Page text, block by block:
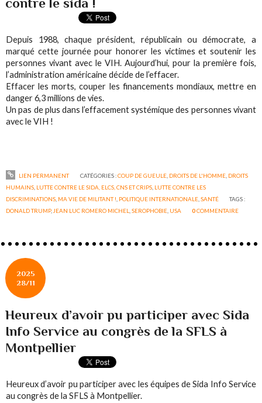
Depuis 1988, chaque président, républicain ou démocrate, a
marqué cette journée pour honorer les victimes et soutenir les
personnes vivant avec le VIH. Aujourd’hui, pour la première fois,
l’administration américaine décide de l’effacer.
Effacer les morts, couper les financements mondiaux, mettre en
danger 6,3 millions de vies.
Un pas de plus dans l’effacement systémique des personnes vivant
avec le VIH !
LIEN PERMANENT CATÉGORIES :COUP DE GUEULE, DROITS DE L'HOMME, DROITS
HUMAINS LUTTE CONTRE LE SIDA, ELCS, CNS ET CRIPS LUTTE CONTRE LES
DISCRIMINATIONS MA VIE DE MILITANT ! POLITIQUE INTERNATIONALE ,SANTÉ
TAGS :
DONALD TRUMP, JEAN LUC ROMERO MICHEL ,SEROPHOBIE USA 0COMMENTAIRE
2025
28/11
Heureux d’avoir pu participer avec Sida
Info Service au congrès de la SFLS à
Montpellier
Heureux d’avoir pu participer avec les équipes de Sida Info Service
au congrès de la SFLS à Montpellier.